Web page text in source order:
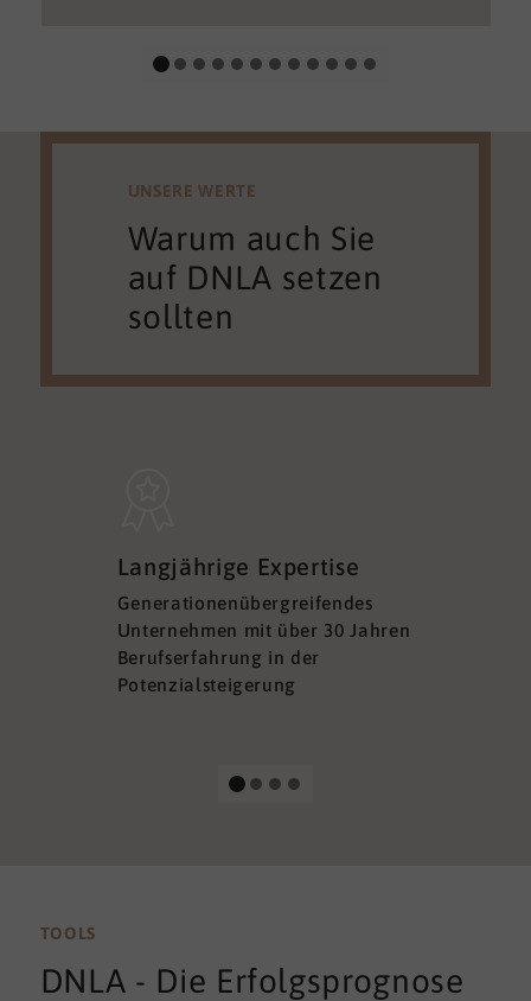
UNSERE WERTE
Warum auch Sie
auf DNLA setzen
sollten
Langjährige Expertise
Generationenübergreifendes
Unternehmen mit über 30 Jahren
Berufserfahrung in der
Potenzialsteigerung
TOOLS
DNLA - Die Erfolgsprognose